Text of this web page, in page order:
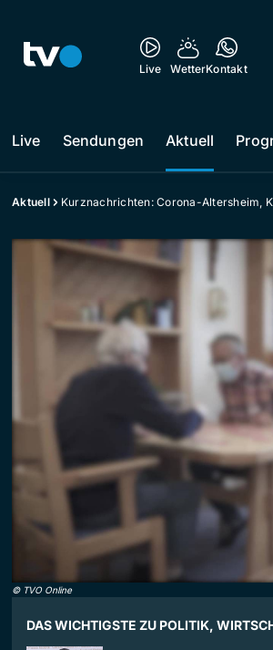
Live WetterKontakt
Live Sendungen Aktuell
Aktuell Kurznachrichten: Corona-Altersheim,
© TVO Online
DAS WICHTIGSTE ZU POLITIK,